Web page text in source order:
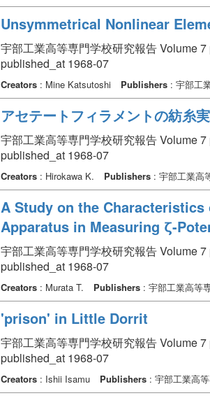
Unsymmetrical Nonlinear
宇部工業高等専門学校研究報告 Volume 7
published_at 1968-07
Creators: Mine Katsutoshi Publishers: 宇部工
アセテートフィラメントの紡糸
宇部工業高等専門学校研究報告 Volume 7
published_at 1968-07
Creators: Hirokawa K. Publishers: 宇部工業高
A Study on the
Apparatus in Measuring ζ-
宇部工業高等専門学校研究報告 Volume 7
published_at 1968-07
Creators: Murata T. Publishers: 宇部工業高等
'prison' in Little Dorrit
宇部工業高等専門学校研究報告 Volume 7
published_at 1968-07
Creators: Ishii Isamu Publishers: 宇部工業高